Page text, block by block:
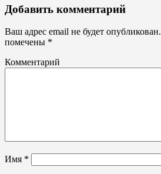
Кубки,
статуэтки
из
акрила
Добавить комментарий
Ваш адрес email не будет опубликован.
помечены *
Комментарий
Имя *